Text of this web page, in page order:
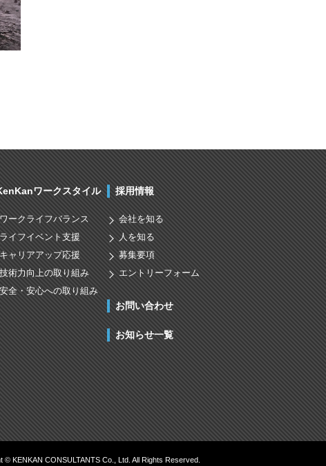
ワークスタイル
ワークライフバランス
ライフイベント支援
キャリアアップ応援
技術力向上の取り組み
安全・安心への取り組み
採用情報
会社を知る
人を知る
募集要項
エントリーフォーム
お問い合わせ
お知らせ一覧
© KENKAN CONSULTANTS Co., Ltd. All Rights Reserved.